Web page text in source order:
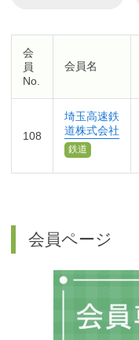
会
員
No.
会員名
108
埼玉高速鉄
道株式会社
鉄道
会員ページ